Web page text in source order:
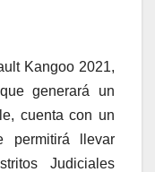
Kangoo 2021,
generará un
cuenta con un
permitirá llevar
Judiciales